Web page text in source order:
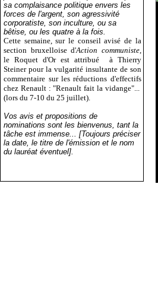
sa complaisance politique envers les
forces de l'argent, son agressivité
corporatiste, son inculture, ou sa
bêtise, ou les quatre à la fois.
Cette semaine, sur le conseil avisé de la
section bruxelloise d'Action communiste,
le Roquet d'Or est attribué
à Thierry
Steiner pour la vulgarité insultante de son
commentaire sur les réductions d'effectifs
chez Renault : "Renault fait la vidange"...
(lors du 7-10 du 25 juillet).
Vos avis et propositions de
nominations sont les bienvenus, tant la
tâche est immense... [Toujours préciser
la date, le titre de l'émission et le nom
du lauréat éventuel].